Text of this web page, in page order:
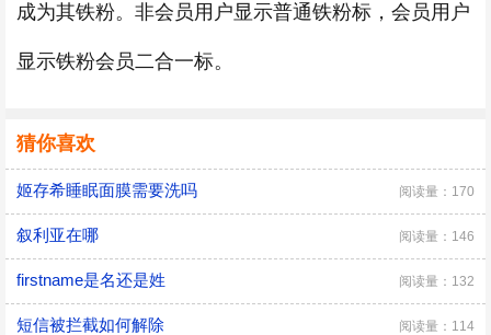
成为其铁粉。非会员用户显示普通铁粉标，会员用户
显示铁粉会员二合一标。
猜你喜欢
姬存希睡眠面膜需要洗吗 阅读量：170
叙利亚在哪 阅读量：146
firstname是名还是姓 阅读量：132
短信被拦截如何解除 阅读量：114